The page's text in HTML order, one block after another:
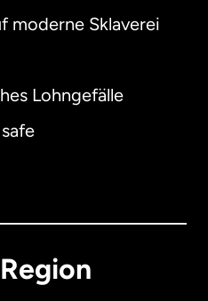
moderne Sklaverei
Lohngefälle